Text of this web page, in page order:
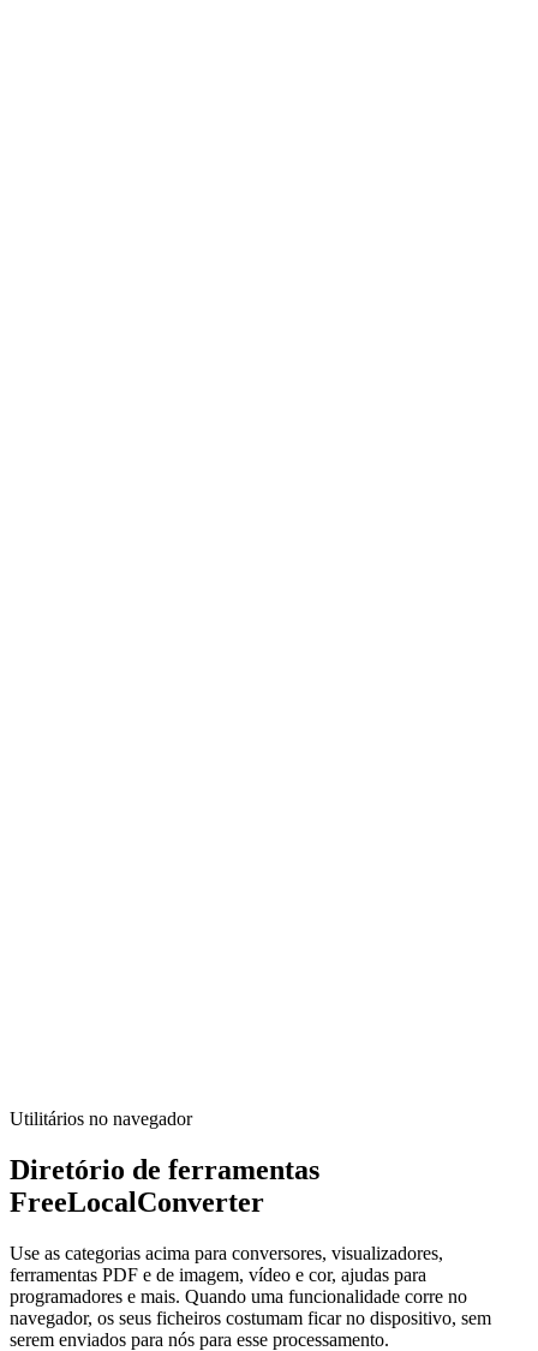
Utilitários no navegador
Diretório de ferramentas
FreeLocalConverter
Use as categorias acima para conversores, visualizadores,
ferramentas PDF e de imagem, vídeo e cor, ajudas para
programadores e mais. Quando uma funcionalidade corre no
navegador, os seus ficheiros costumam ficar no dispositivo, sem
serem enviados para nós para esse processamento.